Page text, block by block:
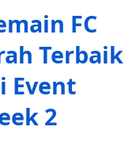
FC
Terbaik
Event
2